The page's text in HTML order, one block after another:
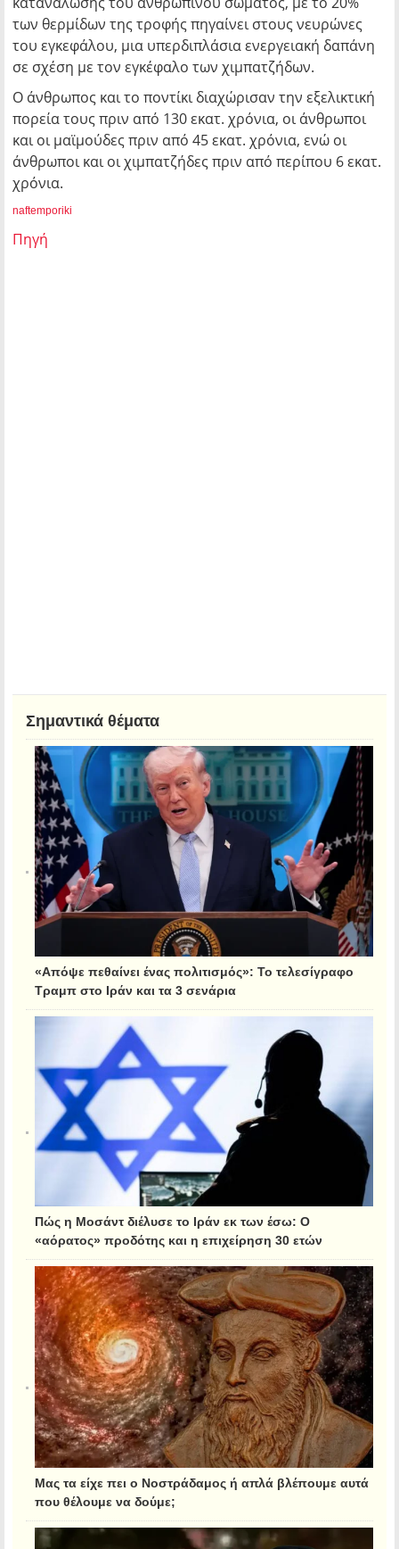
των θερμίδων της τροφής πηγαίνει στους νευρώνες
του εγκεφάλου, μια υπερδιπλάσια ενεργειακή δαπάνη
σε σχέση με τον εγκέφαλο των χιμπατζήδων.
Ο άνθρωπος και το ποντίκι διαχώρισαν την εξελικτική
πορεία τους πριν από 130 εκατ. χρόνια, οι άνθρωποι
και οι μαϊμούδες πριν από 45 εκατ. χρόνια, ενώ οι
άνθρωποι και οι χιμπατζήδες πριν από περίπου 6 εκατ.
χρόνια.
naftemporiki
Πηγή
Σημαντικά θέματα
«Απόψε πεθαίνει ένας πολιτισμός»: Το τελεσίγραφο
Τραμπ στο Ιράν και τα 3 σενάρια
Πώς η Μοσάντ διέλυσε το Ιράν εκ των έσω: Ο
«αόρατος» προδότης και η επιχείρηση 30 ετών
Μας τα είχε πει ο Νοστράδαμος ή απλά βλέπουμε αυτά
που θέλουμε να δούμε;